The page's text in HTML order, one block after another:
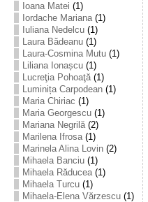
Ioana Matei (1)
Iordache Mariana(1)
Iuliana Nedelcu(1)
Laura Bădeanu(1)
Laura-Cosmina Mutu(1)
Liliana Ionașcu(1)
Lucreţia Pohoaţă(1)
Luminița Carpodean(1)
Maria Chiriac (1)
Maria Georgescu(1)
Mariana Negrilă(2)
Marilena Ifrosa(1)
Marinela Alina Lovin(2)
Mihaela Banciu(1)
Mihaela Răducea(1)
Mihaela Turcu(1)
Mihaela-Elena Vărzescu(1)